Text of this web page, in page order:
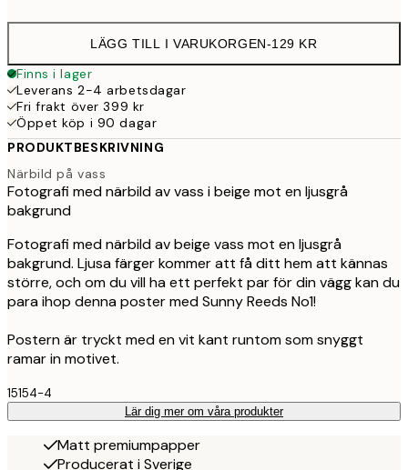
LÄGG TILL I VARUKORGEN-129 KR
Finns i lager
Leverans 2-4 arbetsdagar
Fri frakt över 399 kr
Öppet köp i 90 dagar
PRODUKTBESKRIVNING
Närbild på vass
Fotografi med närbild av vass i beige mot en ljusgrå
bakgrund
Fotografi med närbild av beige vass mot en ljusgrå
bakgrund. Ljusa färger kommer att få ditt hem att kännas
större, och om du vill ha ett perfekt par för din vägg kan du
para ihop denna poster med Sunny Reeds No1!
Postern är tryckt med en vit kant runtom som snyggt
ramar in motivet.
15154-4
Lär dig mer om våra produkter
Matt premiumpapper
Producerat i Sverige